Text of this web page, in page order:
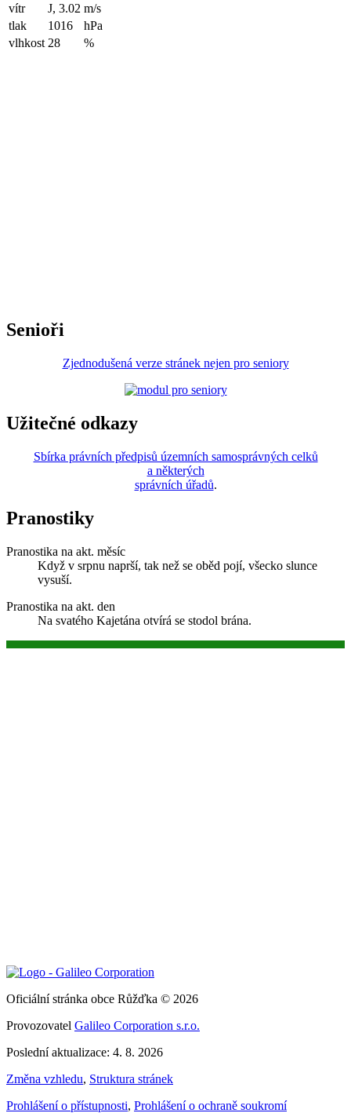
vítr
J, 3.02 m/s
tlak
1016
hPa
vlhkost 28 %
Senioři
Zjednodušená verze stránek nejen pro seniory
Užitečné odkazy
Sbírka právních předpisů územních samosprávných celků
a některých
správních úřadů.
Pranostiky
Pranostika na akt. měsíc
Když v srpnu naprší, tak než se oběd pojí, všecko slunce
vysuší.
Pranostika na akt. den
Na svatého Kajetána otvírá se stodol brána.
Oficiální stránka obce Růžďka © 2026
Provozovatel Galileo Corporation s.r.o.
Poslední aktualizace: 4. 8. 2026
Změna vzhledu, Struktura stránek
Prohlášení o přístupnosti, Prohlášení o ochraně soukromí